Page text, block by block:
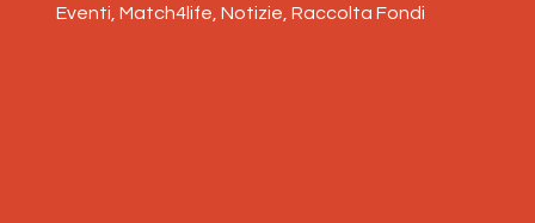
Eventi, Match4life, Notizie, Raccolta Fondi